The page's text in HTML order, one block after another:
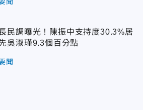
民調曝光！陳振中支持度30.3%居
吳淑瑾9.3個百分點
聞